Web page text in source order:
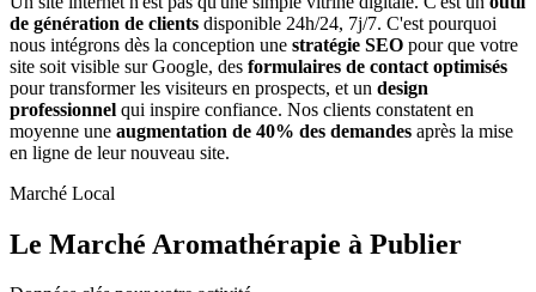
de génération de clients disponible 24h/24, 7j/7. C'est pourquoi
nous intégrons dès la conception une stratégie SEO pour que votre
site soit visible sur Google, des formulaires de contact optimisés
pour transformer les visiteurs en prospects, et un design
professionnel qui inspire confiance. Nos clients constatent en
moyenne une augmentation de 40% des demandes après la mise
en ligne de leur nouveau site.
Marché Local
Le Marché Aromathérapie à Publier